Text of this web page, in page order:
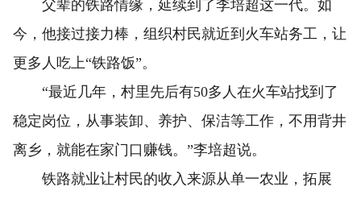
父辈的铁路情缘，延续到了李培超这一代。如
今，他接过接力棒，组织村民就近到火车站务工，让
更多人吃上“铁路饭”。
“最近几年，村里先后有50多人在火车站找到了
稳定岗位，从事装卸、养护、保洁等工作，不用背井
离乡，就能在家门口赚钱。”李培超说。
铁路就业让村民的收入来源从单一农业，拓展